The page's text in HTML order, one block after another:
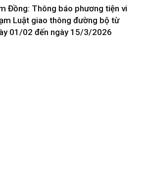
Đồng: Thông báo phương tiện vi
Luật giao thông đường bộ từ
01/02 đến ngày 15/3/2026